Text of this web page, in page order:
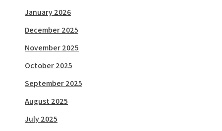
January 2026
December 2025
November 2025
October 2025
September 2025
August 2025
July 2025